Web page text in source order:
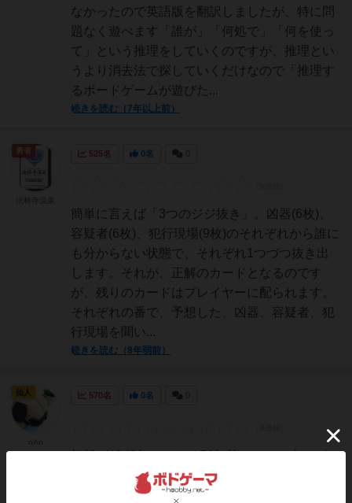
なかったので英語版を翻訳しましたが、特に問
題なく遊べます「誰が」「何処で」「何を使っ
て」という推理をしていくのですが、推理とい
うより消去法で探していくだけなので「推理す
るボードゲームが遊びた...
続きを読む（7年以上前）
525名 0名
簡単に言えば「3つのジジ抜き」。凶器(6枚)、
容疑者(6枚)、犯行現場(9枚)のそれぞれから誰に
も分からない状態で、それぞれ1つづつ抜き出
します。それが、正解のカードとなるのです
が、残りのカードはプレイヤーに配られます。
それぞれの番で、予想した、凶器、容疑者、犯
行現場を聞い...
続きを読む（8年弱前）
勇者
570名 0名
初版が1949年とおよそ70年前とかなり古いゲー
ムです。古い臭いゲームかと言われるとそんな
事は微塵も感じさせず、推理ゲームといえばク
仙人